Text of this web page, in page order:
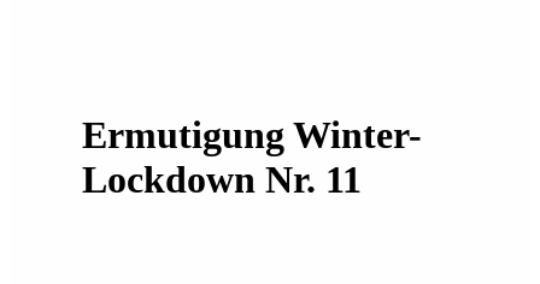
Ermutigung Winter-
Lockdown Nr. 11